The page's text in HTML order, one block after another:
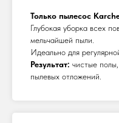
Только пылесос
Глубокая уборка всех
мельчайшей пыли.
Идеально для
Результат: чистые
пылевых отложений.